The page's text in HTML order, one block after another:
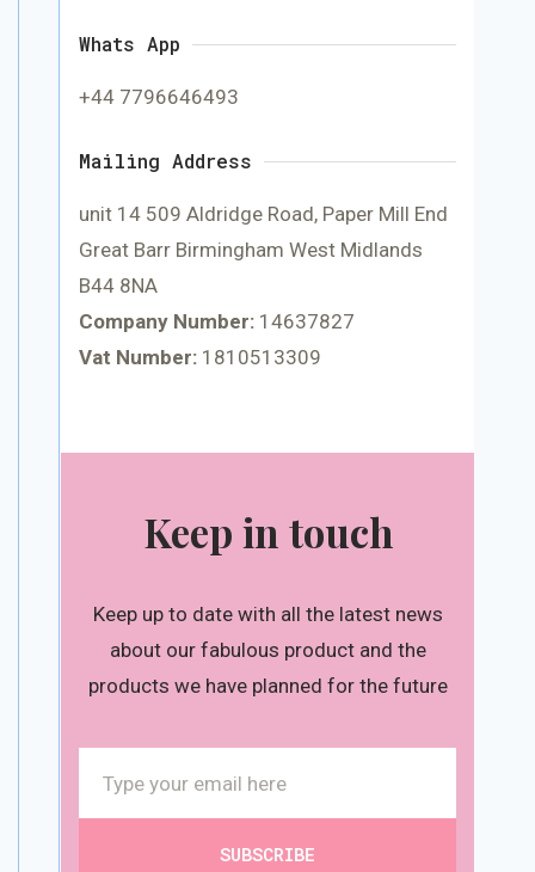
Whats App
+44 7796646493
Mailing Address
unit 14 509 Aldridge Road, Paper Mill End
Great Barr Birmingham West Midlands
B44 8NA
Company Number: 14637827
Vat Number: 1810513309
Keep in touch
Keep up to date with all the latest news
about our fabulous product and the
products we have planned for the future
SUBSCRIBE